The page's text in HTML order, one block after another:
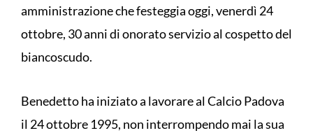
amministrazione che festeggia oggi, venerdì 24
ottobre, 30 anni di onorato servizio al cospetto del
biancoscudo.
Benedetto ha iniziato a lavorare al Calcio Padova
il 24 ottobre 1995, non interrompendo mai la sua